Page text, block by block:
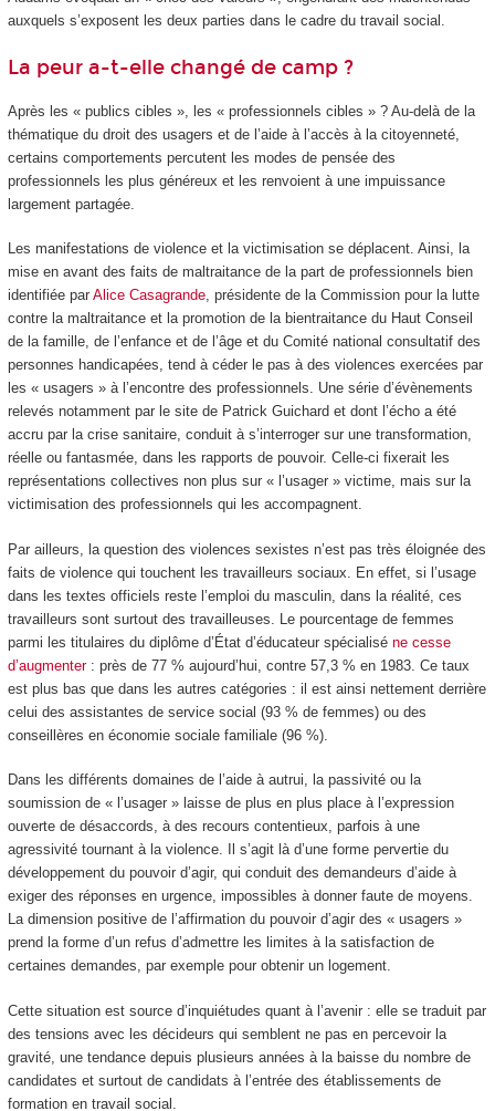
auxquels s’exposent les deux parties dans le cadre du travail social.
La peur a-t-elle changé de camp ?
Après les « publics cibles », les « professionnels cibles » ? Au-delà de la
thématique du droit des usagers et de l’aide à l’accès à la citoyenneté,
certains comportements percutent les modes de pensée des
professionnels les plus généreux et les renvoient à une impuissance
largement partagée.
Les manifestations de violence et la victimisation se déplacent. Ainsi, la
mise en avant des faits de maltraitance de la part de professionnels bien
identifiée par Alice Casagrande, présidente de la Commission pour la lutte
contre la maltraitance et la promotion de la bientraitance du Haut Conseil
de la famille, de l’enfance et de l’âge et du Comité national consultatif des
personnes handicapées, tend à céder le pas à des violences exercées par
les « usagers » à l’encontre des professionnels. Une série d’évènements
relevés notamment par le site de Patrick Guichard et dont l’écho a été
accru par la crise sanitaire, conduit à s’interroger sur une transformation,
réelle ou fantasmée, dans les rapports de pouvoir. Celle-ci fixerait les
représentations collectives non plus sur « l’usager » victime, mais sur la
victimisation des professionnels qui les accompagnent.
Par ailleurs, la question des violences sexistes n’est pas très éloignée des
faits de violence qui touchent les travailleurs sociaux. En effet, si l’usage
dans les textes officiels reste l’emploi du masculin, dans la réalité, ces
travailleurs sont surtout des travailleuses. Le pourcentage de femmes
parmi les titulaires du diplôme d’État d’éducateur spécialisé ne cesse
d’augmenter: près de 77 % aujourd’hui, contre 57,3 % en 1983. Ce taux
est plus bas que dans les autres catégories : il est ainsi nettement derrière
celui des assistantes de service social (93 % de femmes) ou des
conseillères en économie sociale familiale (96 %).
Dans les différents domaines de l’aide à autrui, la passivité ou la
soumission de « l’usager » laisse de plus en plus place à l’expression
ouverte de désaccords, à des recours contentieux, parfois à une
agressivité tournant à la violence. Il s’agit là d’une forme pervertie du
développement du pouvoir d’agir, qui conduit des demandeurs d’aide à
exiger des réponses en urgence, impossibles à donner faute de moyens.
La dimension positive de l’affirmation du pouvoir d’agir des « usagers »
prend la forme d’un refus d’admettre les limites à la satisfaction de
certaines demandes, par exemple pour obtenir un logement.
Cette situation est source d’inquiétudes quant à l’avenir : elle se traduit par
des tensions avec les décideurs qui semblent ne pas en percevoir la
gravité, une tendance depuis plusieurs années à la baisse du nombre de
candidates et surtout de candidats à l’entrée des établissements de
formation en travail social.